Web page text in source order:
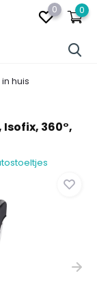
0 0
in huis
360°,